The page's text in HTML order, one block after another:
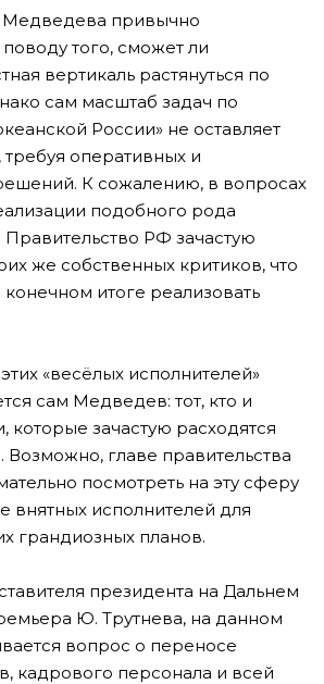
Медведева привычно
того, сможет ли
вертикаль растянуться по
сам масштаб задач по
России» не оставляет
требуя оперативных и
К сожалению, в вопросах
подобного рода
РФ зачастую
же собственных критиков, что
конечном итоге реализовать
«весёлых исполнителей»
сам Медведев: тот, кто и
которые зачастую расходятся
Возможно, главе правительства
посмотреть на эту сферу
внятных исполнителей для
грандиозных планов.
президента на Дальнем
Ю. Трутнева, на данном
вопрос о переносе
кадрового персонала и всей